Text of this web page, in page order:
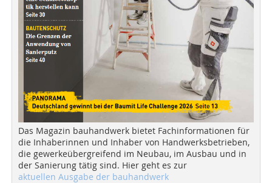
Das Magazin bauhandwerk bietet Fachinformationen für
die Inhaberinnen und Inhaber von Handwerksbetrieben,
die gewerkeübergreifend im Neubau, im Ausbau und in
der Sanierung tätig sind. Hier geht es zur
aktuellen Ausgabe der bauhandwerk